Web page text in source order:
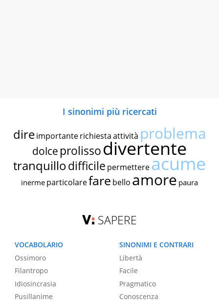
I sinonimi più ricercati
dire importante richiestaattività problema
dolce prolissodivertente
tranquillodifficile permettereacume
inerme particolarefare bello amore paura
SAPERE
VOCABOLARIO
Ossimoro
Filantropo
Idiosincrasia
Pusillanime
SINONIMI E CONTRARI
Libertà
Facile
Pragmatico
Conoscenza